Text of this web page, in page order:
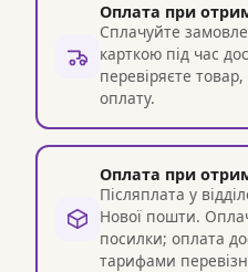
Оплата при
Сплачуйте
карткою під час
перевіряєте
оплату.
Оплата при
Післяплата у
Нової пошти.
посилки; оплата
тарифами